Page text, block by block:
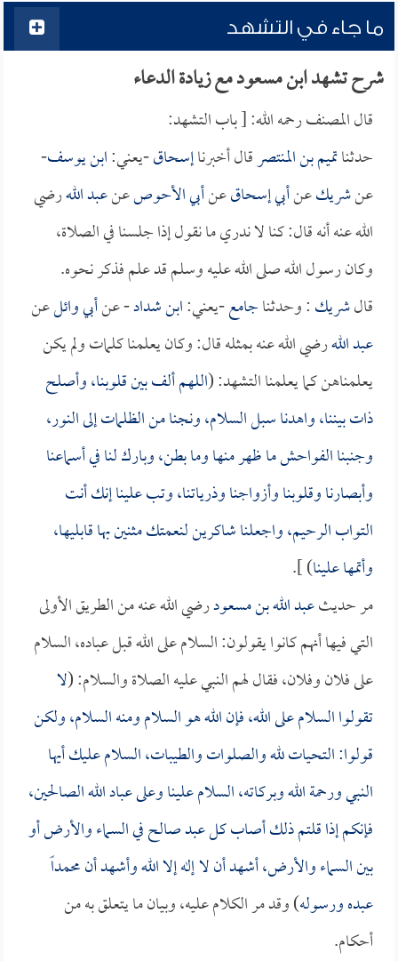
ما جاء في التشهد
شرح تشهد ابن مسعود مع زيادة الدعاء
قال المصنف رحمه الله: [ باب التشهد:
حدثناتميم بن المنتصرقال أخبرناإسحاق-يعني:ابن يوسف-
عنشريكعنأبي إسحاقعنأبي الأحوصعنعبد اللهرضي
الله عنه أنه قال: كنا لا ندري ما نقول إذا جلسنا في الصلاة،
وكان رسول الله صلى الله عليه وسلم قد علم فذكر نحوه.
قالشريك: وحدثناجامع-يعني:ابن شداد- عنأبي وائلعن
عبد اللهرضي الله عنه بمثله قال: وكان يعلمنا كلمات ولم يكن
يعلمناهن كما يعلمنا التشهد: (اللهم ألف بين قلوبنا، وأصلح
ذات بيننا، واهدنا سبل السلام، ونجنا من الظلمات إلى النور،
وجنبنا الفواحش ما ظهر منها وما بطن، وبارك لنا في أسماعنا
وأبصارنا وقلوبنا وأزواجنا وذرياتنا، وتب علينا إنك أنت
التواب الرحيم، واجعلنا شاكرين لنعمتك مثنين بها قابليها،
وأتمها علينا) ].
مر حديثعبد الله بن مسعودرضي الله عنه من الطريق الأولى
التي فيها أنهم كانوا يقولون: السلام على الله قبل عباده، السلام
على فلان وفلان، فقال لهم النبي عليه الصلاة والسلام: (لا
تقولوا السلام على الله، فإن الله هو السلام ومنه السلام، ولكن
قولوا: التحيات لله والصلوات والطيبات، السلام عليك أيها
النبي ورحمة الله وبركاته، السلام علينا وعلى عباد الله الصالحين،
فإنكم إذا قلتم ذلك أصاب كل عبد صالح في السماء والأرض أو
بين السماء والأرض، أشهد أن لا إله إلا الله وأشهد أن محمداً
عبده ورسوله) وقد مر الكلام عليه، وبيان ما يتعلق به من
أحكام.